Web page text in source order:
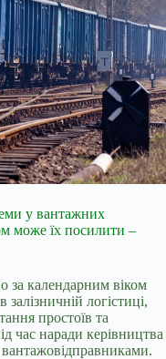
у вантажних
може їх посилити –
за календарним віком
логістиці,
простоїв та
час наради керівництва